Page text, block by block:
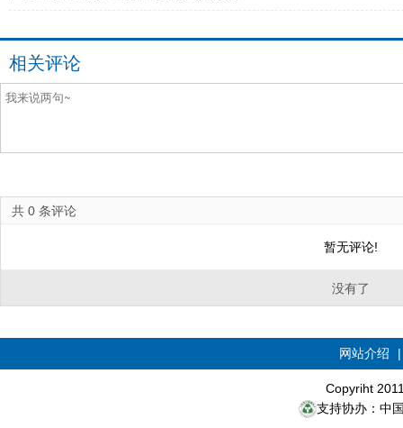
相关评论
共 0 条评论
暂无评论!
没有了
网站介绍
Copyriht
支持协办：中